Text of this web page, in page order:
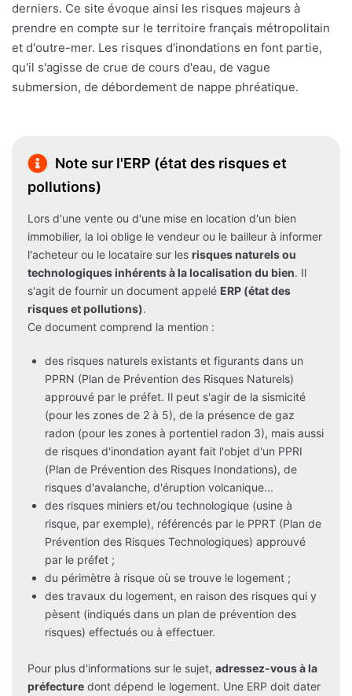
derniers. Ce site évoque ainsi les risques majeurs à
prendre en compte sur le territoire français métropolitain
et d'outre-mer. Les risques d'inondations en font partie,
qu'il s'agisse de crue de cours d'eau, de vague
submersion, de débordement de nappe phréatique.
Note sur l'ERP (état des risques et
pollutions)
Lors d'une vente ou d'une mise en location d'un bien
immobilier, la loi oblige le vendeur ou le bailleur à informer
l'acheteur ou le locataire sur les risques naturels ou
technologiques inhérents à la localisation du bien. Il
s'agit de fournir un document appelé ERP (état des
risques et pollutions).
Ce document comprend la mention :
des risques naturels existants et figurants dans un
PPRN (Plan de Prévention des Risques Naturels)
approuvé par le préfet. Il peut s'agir de la sismicité
(pour les zones de 2 à 5), de la présence de gaz
radon (pour les zones à portentiel radon 3), mais aussi
de risques d'inondation ayant fait l'objet d'un PPRI
(Plan de Prévention des Risques Inondations), de
risques d'avalanche, d'éruption volcanique...
des risques miniers et/ou technologique (usine à
risque, par exemple), référencés par le PPRT (Plan de
Prévention des Risques Technologiques) approuvé
par le préfet ;
du périmètre à risque où se trouve le logement ;
des travaux du logement, en raison des risques qui y
pèsent (indiqués dans un plan de prévention des
risques) effectués ou à effectuer.
Pour plus d'informations sur le sujet, adressez-vous à la
préfecture dont dépend le logement. Une ERP doit dater